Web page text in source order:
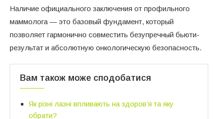
Наличие официального заключения от профильного
маммолога — это базовый фундамент, который
позволяет гармонично совместить безупречный бьюти-
результат и абсолютную онкологическую безопасность.
Вам також може сподобатися
Як різні лазні впливають на здоров’я та яку
обрати?